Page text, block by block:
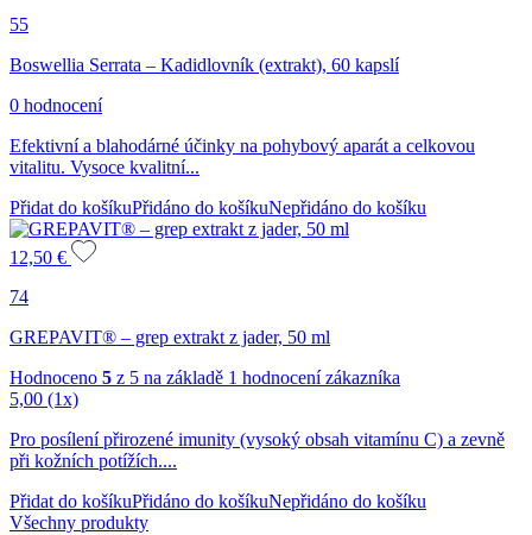
55
Boswellia Serrata – Kadidlovník (extrakt), 60 kapslí
0 hodnocení
Efektivní a blahodárné účinky na pohybový aparát a celkovou
vitalitu. Vysoce kvalitní...
Přidat do košíkuPřidáno do košíkuNepřidáno do košíku
12,50 €
74
GREPAVIT® – grep extrakt z jader, 50 ml
Hodnoceno 5 z 5 na základě 1 hodnocení zákazníka
5,00 (1x)
Pro posílení přirozené imunity (vysoký obsah vitamínu C) a zevně
při kožních potížích....
Přidat do košíkuPřidáno do košíkuNepřidáno do košíku
Všechny produkty